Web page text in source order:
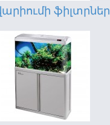
ֆիլտրներ